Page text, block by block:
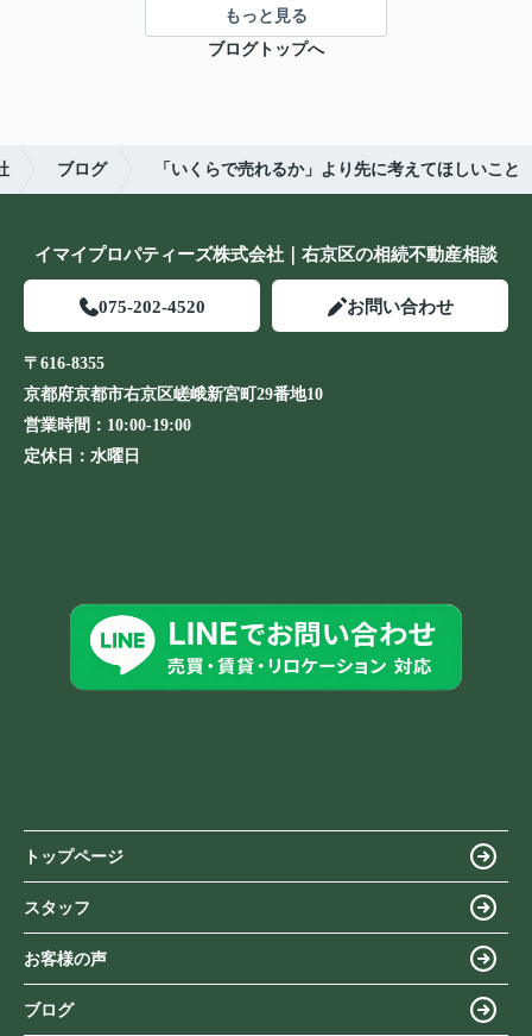
もっと見る
ブログトップへ
ブログ 「いくらで売れるか」より先に考えてほしいこと
イマイプロパティーズ株式会社｜右京区の相続不動産相談
075-202-4520 お問い合わせ
〒616-8355
京都府京都市右京区嵯峨新宮町29番地10
営業時間： 10:00-19:00
定休日： 水曜日
トップページ
スタッフ
お客様の声
ブログ